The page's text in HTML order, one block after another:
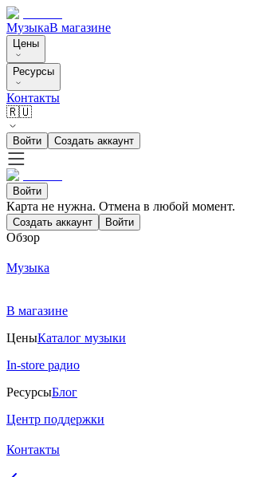
МузыкаВ магазине
Цены
Ресурсы
Контакты
🇷🇺
Войти Создать аккаунт
Войти
Карта не нужна. Отмена в любой момент.
Создать аккаунт Войти
Обзор
Музыка
В магазине
ЦеныКаталог музыки
In-store радио
РесурсыБлог
Центр поддержки
Контакты